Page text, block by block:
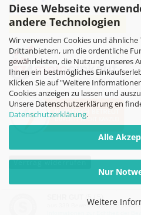
Diese Webseite
andere Technologien
Wir verwenden Cookies und ähnliche
Drittanbietern, um die ordentliche
gewährleisten, die Nutzung unseres
Ihnen ein bestmögliches
Klicken Sie auf "Weitere
Cookies anzeigen zu lassen und
Unsere Datenschutzerklärung en
Datenschutzerklärung.
Alle
Nur
Weitere
Vertrag widerrufen
(5 / 5)
Bewertungen bei: